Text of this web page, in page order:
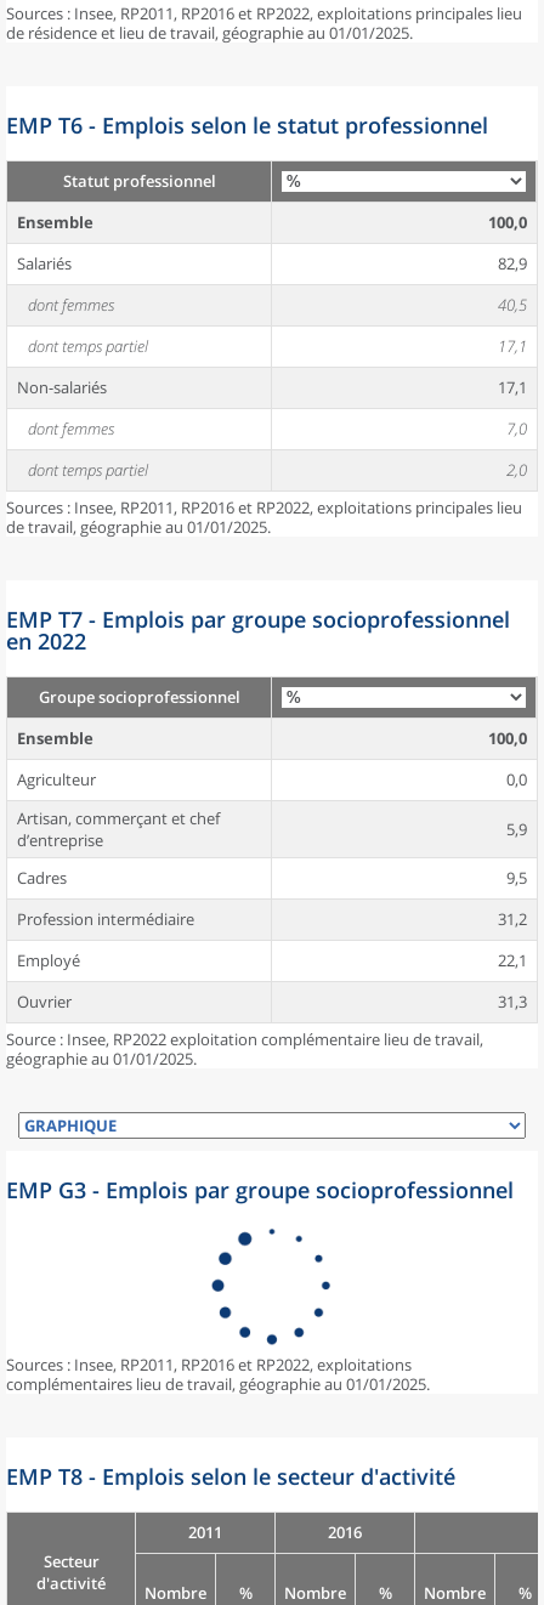
Sources : Insee, RP2011, RP2016 et RP2022, exploitations principales lieu
de résidence et lieu de travail, géographie au 01/01/2025.
EMP T6 - Emplois selon le statut professionnel
Statut professionnel
Ensemble
100,0
Salariés
82,9
dont femmes
40,5
dont temps partiel
17,1
Non-salariés
17,1
dont femmes
7,0
dont temps partiel
2,0
Sources : Insee, RP2011, RP2016 et RP2022, exploitations principales lieu
de travail, géographie au 01/01/2025.
EMP T7 - Emplois par groupe socioprofessionnel
en 2022
Groupe socioprofessionnel
Ensemble
100,0
Agriculteur
0,0
Artisan, commerçant et chef
d’entreprise
5,9
Cadres
9,5
Profession intermédiaire
31,2
Employé
22,1
Ouvrier
31,3
Source : Insee, RP2022 exploitation complémentaire lieu de travail,
géographie au 01/01/2025.
EMP G3 - Emplois par groupe socioprofessionnel
Sources : Insee, RP2011, RP2016 et RP2022, exploitations
complémentaires lieu de travail, géographie au 01/01/2025.
EMP T8 - Emplois selon le secteur d'activité
Secteur
d'activité
2011 2016
Nombre % Nombre % Nombre %